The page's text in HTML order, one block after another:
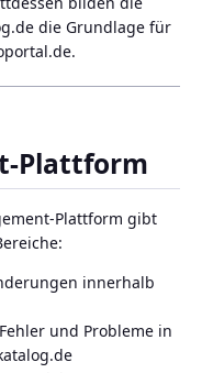
die Grundlage für
Plattform
Plattform gibt
innerhalb
und Probleme in